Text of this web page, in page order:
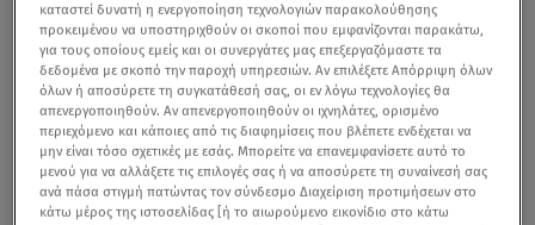
καταστεί δυνατή η ενεργοποίηση τεχνολογιών παρακολούθησης
προκειμένου να υποστηριχθούν οι σκοποί που εμφανίζονται παρακάτω,
για τους οποίους εμείς και οι συνεργάτες μας επεξεργαζόμαστε τα
δεδομένα με σκοπό την παροχή υπηρεσιών. Αν επιλέξετε Απόρριψη όλων
όλων ή αποσύρετε τη συγκατάθεσή σας, οι εν λόγω τεχνολογίες θα
απενεργοποιηθούν. Αν απενεργοποιηθούν οι ιχνηλάτες, ορισμένο
περιεχόμενο και κάποιες από τις διαφημίσεις που βλέπετε ενδέχεται να
μην είναι τόσο σχετικές με εσάς. Μπορείτε να επανεμφανίσετε αυτό το
μενού για να αλλάξετε τις επιλογές σας ή να αποσύρετε τη συναίνεσή σας
ανά πάσα στιγμή πατώντας τον σύνδεσμο Διαχείριση προτιμήσεων στο
κάτω μέρος της ιστοσελίδας [ή το αιωρούμενο εικονίδιο στο κάτω